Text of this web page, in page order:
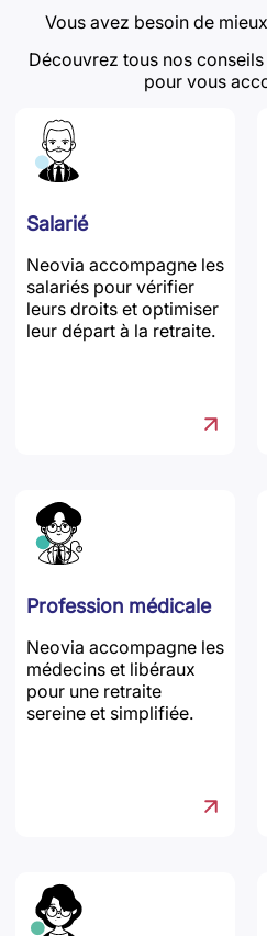
Vous avez besoin de
Découvrez tous nos
pour vous
Salarié
Neovia accompagne les
salariés pour vérifier
leurs droits et optimiser
leur départ à la retraite.
Profession médicale
Neovia accompagne les
médecins et libéraux
pour une retraite
sereine et simplifiée.